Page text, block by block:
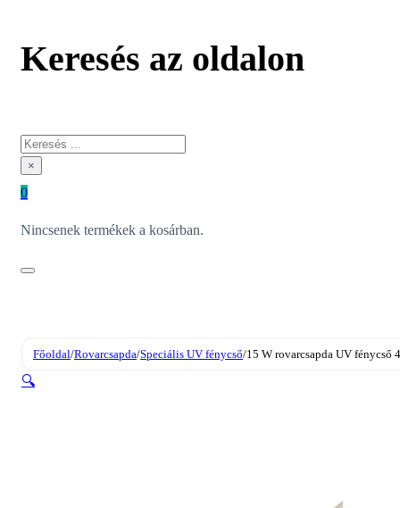
Keresés az oldalon
Keresés
×
0
Nincsenek termékek a kosárban.
Főoldal/Rovarcsapda/Speciális UV fénycső/15 W rovarcsapda UV fénycső
🔍